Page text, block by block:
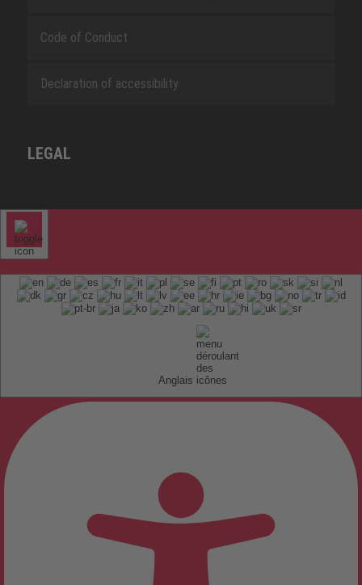
Code of Conduct
Declaration of accessibility
LEGAL
Anglais